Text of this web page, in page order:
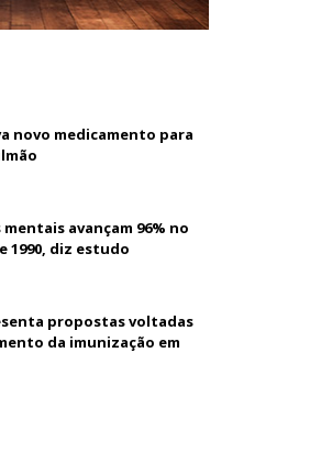
novo medicamento para
avançam 96% no
1990, diz estudo
propostas voltadas
da imunização em